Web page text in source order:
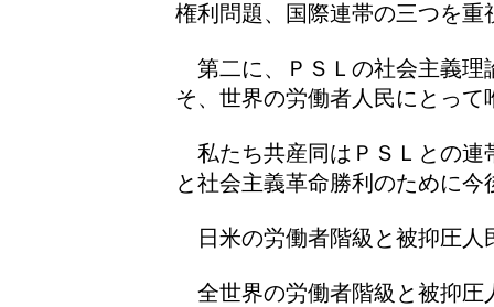
権利問題、国際連帯の三つを重
第二に、ＰＳＬの社会主義理
そ、世界の労働者人民にとって
私たち共産同はＰＳＬとの連
と社会主義革命勝利のために今
日米の労働者階級と被抑圧人
全世界の労働者階級と被抑圧